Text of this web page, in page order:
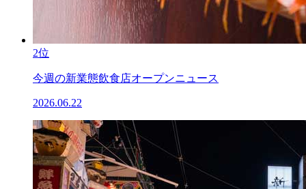
2位
今週の新業態飲食店オープンニュース
2026.06.22